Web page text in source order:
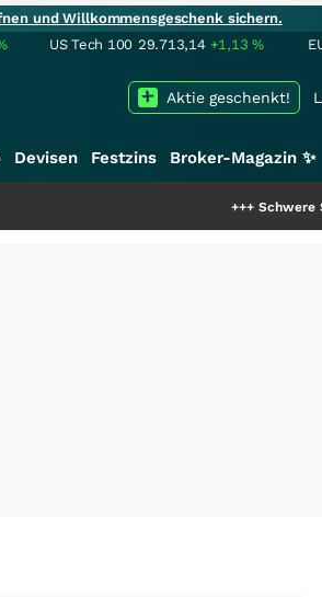
und Willkommensgeschenk sichern.
US Tech 100 29.713,14 +1,13%
Aktie geschenkt!
Devisen Festzins Broker-Magazin ✨
Schwere Seltene